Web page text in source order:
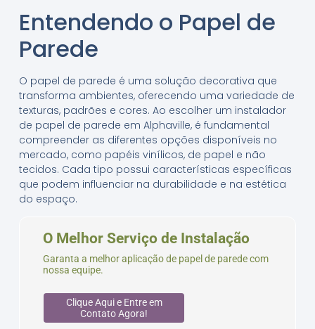
Entendendo o Papel de
Parede
O papel de parede é uma solução decorativa que
transforma ambientes, oferecendo uma variedade de
texturas, padrões e cores. Ao escolher um instalador
de papel de parede em Alphaville, é fundamental
compreender as diferentes opções disponíveis no
mercado, como papéis vinílicos, de papel e não
tecidos. Cada tipo possui características específicas
que podem influenciar na durabilidade e na estética
do espaço.
O Melhor Serviço de Instalação
Garanta a melhor aplicação de papel de parede com
nossa equipe.
Clique Aqui e Entre em
Contato Agora!